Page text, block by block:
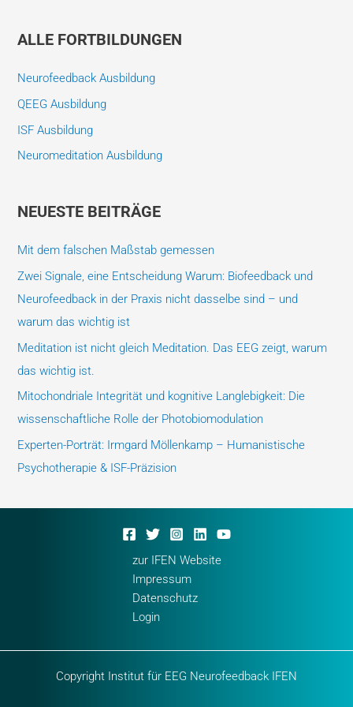
h
n
n
a
c
ALLE FORTBILDUNGEN
Neurofeedback Ausbildung
QEEG Ausbildung
ISF Ausbildung
Neuromeditation Ausbildung
NEUESTE BEITRÄGE
Mit dem falschen Maßstab gemessen
Zwei Signale, eine Entscheidung Warum: Biofeedback und
Neurofeedback in der Praxis nicht dasselbe sind – und
warum das wichtig ist
Meditation ist nicht gleich Meditation. Das EEG zeigt, warum
das wichtig ist.
Mitochondriale Integrität und kognitive Langlebigkeit: Die
wissenschaftliche Rolle der Photobiomodulation
Experten-Porträt: Irmgard Möllenkamp – Humanistische
Psychotherapie & ISF-Präzision
zur IFEN Website
Impressum
Datenschutz
Login
Copyright Institut für EEG Neurofeedback IFEN